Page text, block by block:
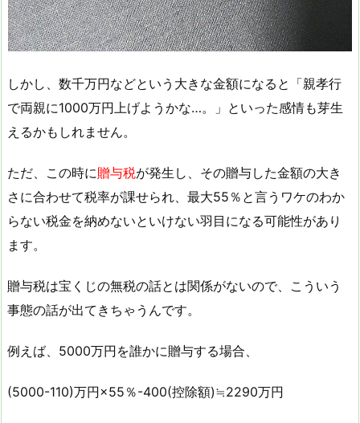
しかし、数千万円などという大きな金額になると「親孝行
で両親に1000万円上げようかな…。」といった感情も芽生
えるかもしれません。
ただ、この時に贈与税が発生し、その贈与した金額の大き
さに合わせて税率が課せられ、最大55％と言うワケのわか
らない税金を納めないといけない羽目になる可能性があり
ます。
贈与税は宝くじの無税の話とは関係がないので、こういう
事態の話が出てきちゃうんです。
例えば、5000万円を誰かに贈与する場合、
(5000-110)万円×55％-400(控除額)≒2290万円